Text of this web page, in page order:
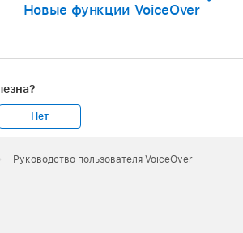
Новые функции VoiceOver
Нет
Руководство пользователя VoiceOver